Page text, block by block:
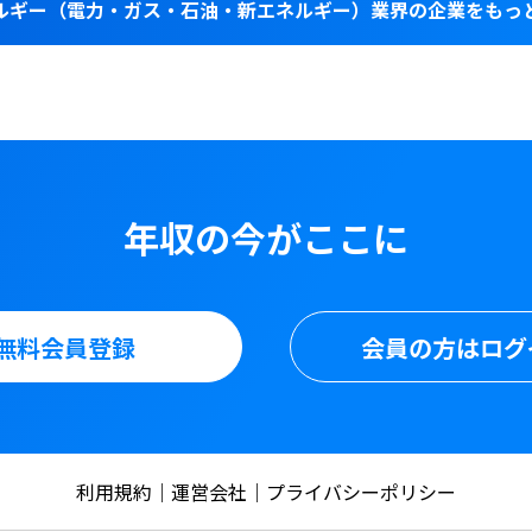
ギー（電力・ガス・石油・新エネルギー）業界の企業をもっ
年収の今がここに
料会員登録 会員の方はロ
利用規約 運営会社 プライバシーポリシー